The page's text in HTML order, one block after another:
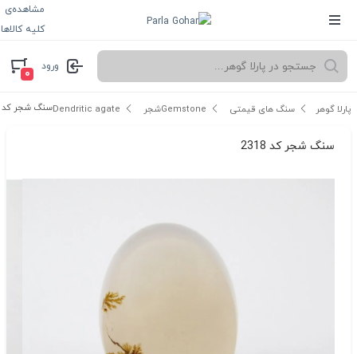
مشاهده‌ی
کلیه کالاها
ورود
۰
پارلا گوهر سنگ های قیمتی Gemstone شجر Dendritic agate سنگ شجر کد
سنگ شجر کد 2318